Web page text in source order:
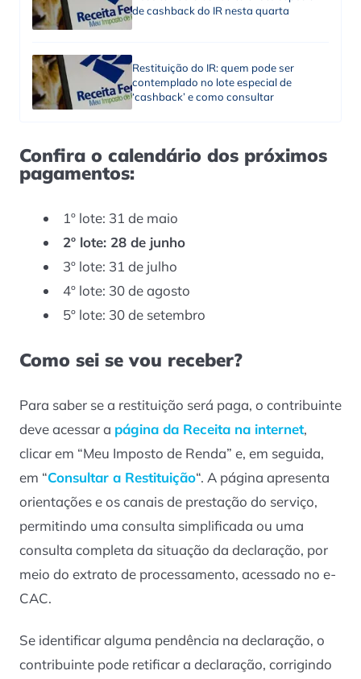
de cashback do IR nesta quarta
Restituição do IR: quem pode ser
contemplado no lote especial de
‘cashback’ e como consultar
Confira o calendário dos próximos
pagamentos:
1º lote: 31 de maio
2º lote: 28 de junho
3º lote: 31 de julho
4º lote: 30 de agosto
5º lote: 30 de setembro
Como sei se vou receber?
Para saber se a restituição será paga, o contribuinte
deve acessar a página da Receita na internet,
clicar em “Meu Imposto de Renda” e, em seguida,
em “Consultar a Restituição“. A página apresenta
orientações e os canais de prestação do serviço,
permitindo uma consulta simplificada ou uma
consulta completa da situação da declaração, por
meio do extrato de processamento, acessado no e-
CAC.
Se identificar alguma pendência na declaração, o
contribuinte pode retificar a declaração, corrigindo